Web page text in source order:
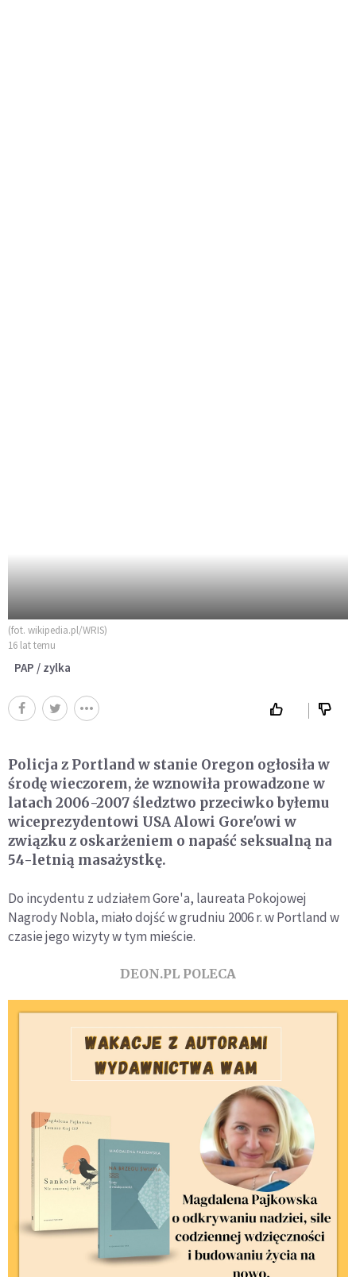
(fot. wikipedia.pl/WRIS)
16 lat temu
PAP / zylka
Policja z Portland w stanie Oregon ogłosiła w
środę wieczorem, że wznowiła prowadzone w
latach 2006-2007 śledztwo przeciwko byłemu
wiceprezydentowi USA Alowi Gore'owi w
związku z oskarżeniem o napaść seksualną na
54-letnią masażystkę.
Do incydentu z udziałem Gore'a, laureata Pokojowej
Nagrody Nobla, miało dojść w grudniu 2006 r. w Portland w
czasie jego wizyty w tym mieście.
DEON.PL POLECA